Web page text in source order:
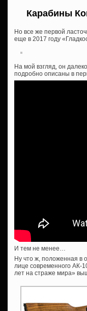
Карабины
Но все же первой
еще в 2017 году
На мой взгляд, он
подробно описаны в
И тем не менее…
Ну что ж, положенная в
лице современного АК-
лет на страже мира»